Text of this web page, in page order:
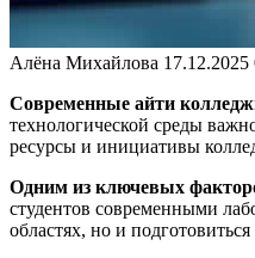
Алёна Михайлова 17.12.2025
Современные айти
технологической среды
ресурсы и инициативы
Одним из ключевых
студентов современными
областях, но и